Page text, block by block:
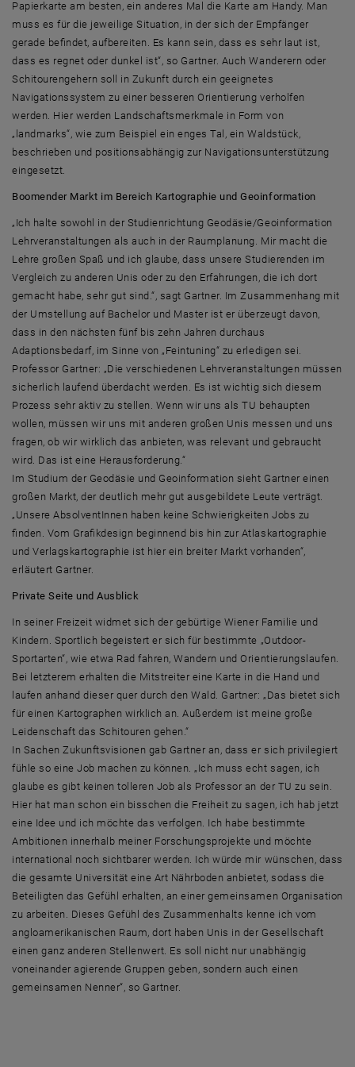
Papierkarte am besten, ein anderes Mal die Karte am Handy. Man
muss es für die jeweilige Situation, in der sich der Empfänger
gerade befindet, aufbereiten. Es kann sein, dass es sehr laut ist,
dass es regnet oder dunkel ist“, so Gartner. Auch Wanderern oder
Schitourengehern soll in Zukunft durch ein geeignetes
Navigationssystem zu einer besseren Orientierung verholfen
werden. Hier werden Landschaftsmerkmale in Form von
„landmarks“, wie zum Beispiel ein enges Tal, ein Waldstück,
beschrieben und positionsabhängig zur Navigationsunterstützung
eingesetzt.
Boomender Markt im Bereich Kartographie und Geoinformation
„Ich halte sowohl in der Studienrichtung Geodäsie/Geoinformation
Lehrveranstaltungen als auch in der Raumplanung. Mir macht die
Lehre großen Spaß und ich glaube, dass unsere Studierenden im
Vergleich zu anderen Unis oder zu den Erfahrungen, die ich dort
gemacht habe, sehr gut sind.“, sagt Gartner. Im Zusammenhang mit
der Umstellung auf Bachelor und Master ist er überzeugt davon,
dass in den nächsten fünf bis zehn Jahren durchaus
Adaptionsbedarf, im Sinne von „Feintuning“ zu erledigen sei.
Professor Gartner: „Die verschiedenen Lehrveranstaltungen müssen
sicherlich laufend überdacht werden. Es ist wichtig sich diesem
Prozess sehr aktiv zu stellen. Wenn wir uns als TU behaupten
wollen, müssen wir uns mit anderen großen Unis messen und uns
fragen, ob wir wirklich das anbieten, was relevant und gebraucht
wird. Das ist eine Herausforderung.“
Im Studium der Geodäsie und Geoinformation sieht Gartner einen
großen Markt, der deutlich mehr gut ausgebildete Leute verträgt.
„Unsere AbsolventInnen haben keine Schwierigkeiten Jobs zu
finden. Vom Grafikdesign beginnend bis hin zur Atlaskartographie
und Verlagskartographie ist hier ein breiter Markt vorhanden“,
erläutert Gartner.
Private Seite und Ausblick
In seiner Freizeit widmet sich der gebürtige Wiener Familie und
Kindern. Sportlich begeistert er sich für bestimmte „Outdoor-
Sportarten“, wie etwa Rad fahren, Wandern und Orientierungslaufen.
Bei letzterem erhalten die Mitstreiter eine Karte in die Hand und
laufen anhand dieser quer durch den Wald. Gartner: „Das bietet sich
für einen Kartographen wirklich an. Außerdem ist meine große
Leidenschaft das Schitouren gehen.“
In Sachen Zukunftsvisionen gab Gartner an, dass er sich privilegiert
fühle so eine Job machen zu können. „Ich muss echt sagen, ich
glaube es gibt keinen tolleren Job als Professor an der TU zu sein.
Hier hat man schon ein bisschen die Freiheit zu sagen, ich hab jetzt
eine Idee und ich möchte das verfolgen. Ich habe bestimmte
Ambitionen innerhalb meiner Forschungsprojekte und möchte
international noch sichtbarer werden. Ich würde mir wünschen, dass
die gesamte Universität eine Art Nährboden anbietet, sodass die
Beteiligten das Gefühl erhalten, an einer gemeinsamen Organisation
zu arbeiten. Dieses Gefühl des Zusammenhalts kenne ich vom
angloamerikanischen Raum, dort haben Unis in der Gesellschaft
einen ganz anderen Stellenwert. Es soll nicht nur unabhängig
voneinander agierende Gruppen geben, sondern auch einen
gemeinsamen Nenner“, so Gartner.